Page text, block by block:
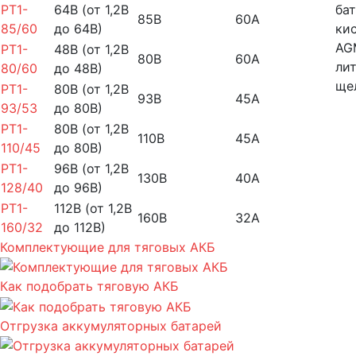
PT1-
85/60
64В (от 1,2В
до 64В)
85В
60А
PT1-
80/60
48В (от 1,2В
до 48В)
80В
60А
PT1-
93/53
80В (от 1,2В
до 80В)
93В
45А
PT1-
110/45
80В (от 1,2В
до 80В)
110В
45А
PT1-
128/40
96В (от 1,2В
до 96В)
130В
40А
PT1-
160/32
112В (от 1,2В
до 112В)
160В
32А
Комплектующие для тяговых АКБ
Как подобрать тяговую АКБ
Отгрузка аккумуляторных батарей